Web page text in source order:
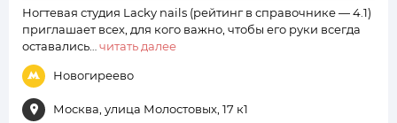
Ногтевая студия Lacky nails (рейтинг в справочнике — 4.1)
приглашает всех, для кого важно, чтобы его руки всегда
оставались…читать далее
Новогиреево
Москва, улица Молостовых, 17 к1